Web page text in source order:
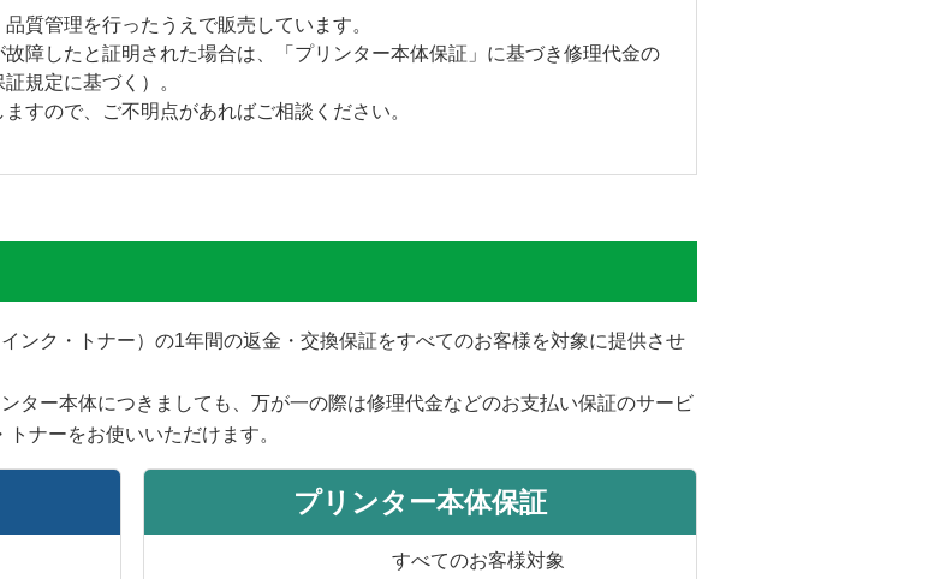
質管理を行ったうえで販売しています。
障したと証明された場合は、「プリンター本体保証」に基づき修理代金の
規定に基づく）。
すので、ご不明点があればご相談ください。
ンク・トナー）の1年間の返金・交換保証をすべてのお客様を対象に提供させ
ター本体につきましても、万が一の際は修理代金などのお支払い保証のサービ
ナーをお使いいただけます。
プリンター本体保証
すべてのお客様対象